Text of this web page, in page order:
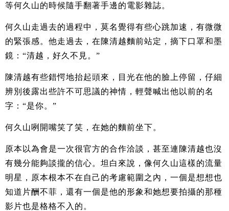
等何久山的時候隨手翻著手邊的電影雜誌。
何久山走過去的過程中，莫名覺得有些心跳加速，有微微
的緊張感。他走過去，在陳清越麵前站定，摘下口罩和墨
鏡：“清越，好久不見。”
陳清越有些錯愕地抬起頭來，目光在他的臉上停留，仔細
辨別後露出些許不可思議的神情，輕聲喊出他以前的名
字：“是你。”
何久山咧開嘴笑了笑，在她的麵前坐下。
原本以為會是一次很官方的合作洽談，甚至連陳清越也沒
有幾分能夠談攏的信心。坦白來說，像何久山這樣的流量
明星，原本根本不在自己的考慮範圍之內，一個是想想也
知道片酬不菲，還有一個是他的形象和她想要拍攝的那種
影片也是格格不入的。